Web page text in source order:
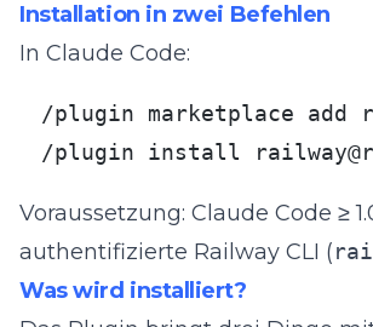
Installation in zwei Befehlen
In Claude Code:
/plugin marketplace
/plugin install
Voraussetzung: Claude Code ≥
authentifizierte Railway CLI (
Was wird installiert?